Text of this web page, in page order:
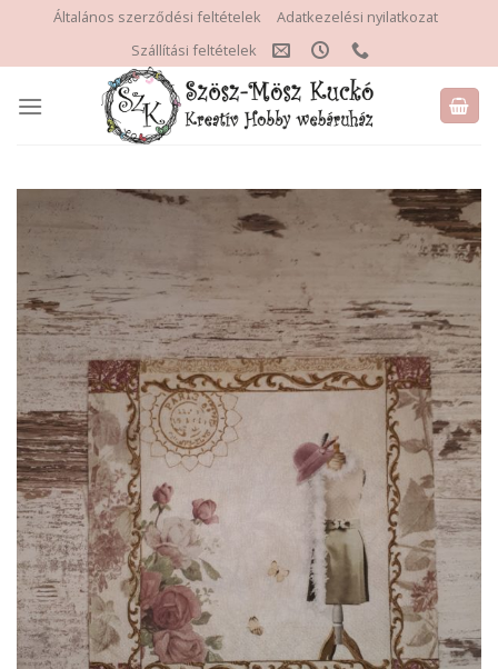
content
Általános szerződési feltételek
Adatkezelési nyilatkozat
Szállítási feltételek